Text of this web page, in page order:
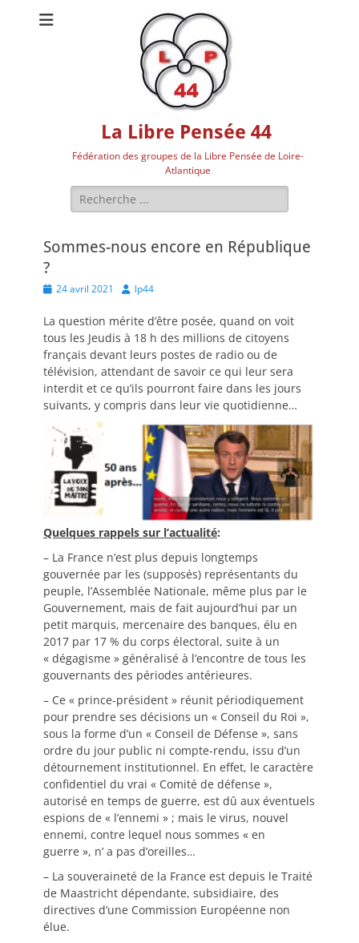
La Libre Pensée 44
Fédération des groupes de la Libre Pensée de Loire-
Atlantique
Rechercher :
Sommes-nous encore en République
?
Posted
24 avril 2021 Author
lp44
La question mérite d’être posée, quand on voit
tous les Jeudis à 18 h des millions de citoyens
français devant leurs postes de radio ou de
télévision, attendant de savoir ce qui leur sera
interdit et ce qu’ils pourront faire dans les jours
suivants, y compris dans leur vie quotidienne…
Quelques rappels sur l’actualité:
– La France n’est plus depuis longtemps
gouvernée par les (supposés) représentants du
peuple, l’Assemblée Nationale, même plus par le
Gouvernement, mais de fait aujourd’hui par un
petit marquis, mercenaire des banques, élu en
2017 par 17 % du corps électoral, suite à un
« dégagisme » généralisé à l’encontre de tous les
gouvernants des périodes antérieures.
– Ce « prince-président » réunit périodiquement
pour prendre ses décisions un « Conseil du Roi »,
sous la forme d’un « Conseil de Défense », sans
ordre du jour public ni compte-rendu, issu d’un
détournement institutionnel. En effet, le caractère
confidentiel du vrai « Comité de défense »,
autorisé en temps de guerre, est dû aux éventuels
espions de « l’ennemi » ; mais le virus, nouvel
ennemi, contre lequel nous sommes « en
guerre », n’ a pas d’oreilles…
– La souveraineté de la France est depuis le Traité
de Maastricht dépendante, subsidiaire, des
directives d’une Commission Européenne non
élue.